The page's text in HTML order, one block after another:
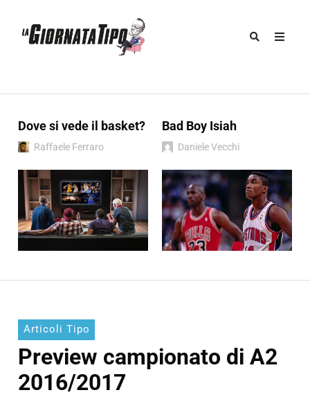
Dove si vede il basket?
Raffaele Ferraro
Bad Boy Isiah
Daniele Vecchi
Articoli Tipo
Preview campionato di A2
2016/2017